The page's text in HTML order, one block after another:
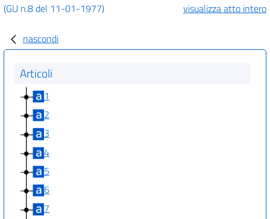
(GU n.8 del 11-01-1977)
visualizza atto intero
nascondi
Articoli
1
2
3
4
5
6
7